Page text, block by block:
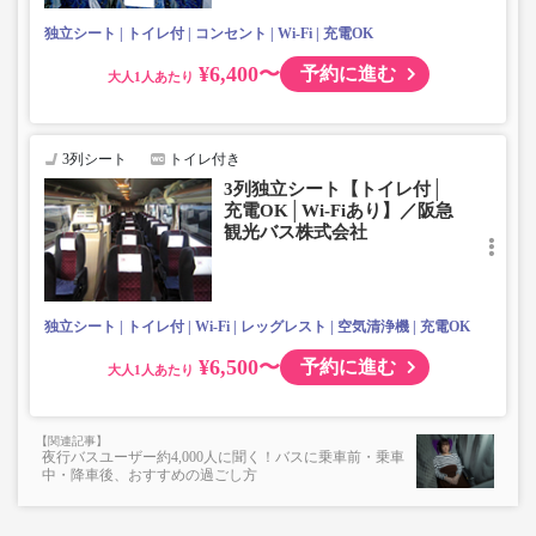
独立シート トイレ付 コンセント Wi-Fi 充電OK
大人 ¥6,400〜 予約に進む
3列シート トイレ付き
3列独立シート【トイレ付│
充電OK│Wi-Fiあり】／阪急
観光バス株式会社
独立シート トイレ付 Wi-Fi レッグレスト 空気清浄機 充電OK
大人 ¥6,500〜 予約に進む
夜行バスユーザー約4,000人に聞く！バスに乗車前・乗車
中・降車後、おすすめの過ごし方